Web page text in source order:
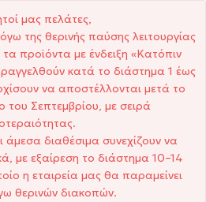
μας πελάτες,
της θερινής παύσης λειτουργίας
προϊόντα με ένδειξη «Κατόπιν
κατά το διάστημα 1 έως
να αποστέλλονται μετά το
Σεπτεμβρίου, με σειρά
άμεσα διαθέσιμα συνεχίζουν να
με εξαίρεση το διάστημα 10–14
η εταιρεία μας θα παραμείνει
θερινών διακοπών.